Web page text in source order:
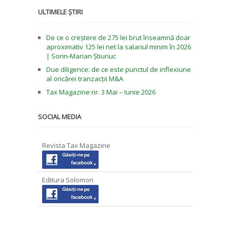
ULTIMELE ȘTIRI
De ce o creștere de 275 lei brut înseamnă doar
aproximativ 125 lei net la salariul minim în 2026
| Sorin-Marian Știuriuc
Due diligence: de ce este punctul de inflexiune
al oricărei tranzacții M&A
Tax Magazine nr. 3 Mai – Iunie 2026
SOCIAL MEDIA
Revista Tax Magazine
Editura Solomon